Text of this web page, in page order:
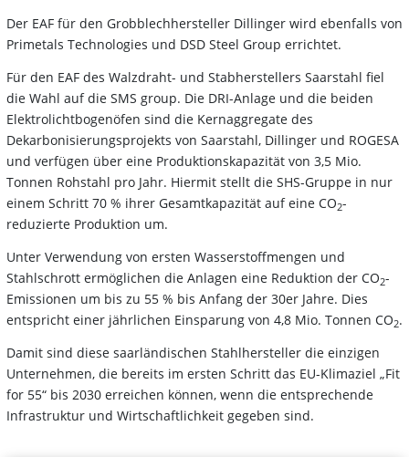
Der EAF für den Grobblechhersteller Dillinger wird ebenfalls von
Primetals Technologies und DSD Steel Group errichtet.
Für den EAF des Walzdraht- und Stabherstellers Saarstahl fiel
die Wahl auf die SMS group. Die DRI-Anlage und die beiden
Elektrolichtbogenöfen sind die Kernaggregate des
Dekarbonisierungsprojekts von Saarstahl, Dillinger und ROGESA
und verfügen über eine Produktionskapazität von 3,5 Mio.
Tonnen Rohstahl pro Jahr. Hiermit stellt die SHS-Gruppe in nur
einem Schritt 70 % ihrer Gesamtkapazität auf eine CO2-
reduzierte Produktion um.
Unter Verwendung von ersten Wasserstoffmengen und
Stahlschrott ermöglichen die Anlagen eine Reduktion der CO2-
Emissionen um bis zu 55 % bis Anfang der 30er Jahre. Dies
entspricht einer jährlichen Einsparung von 4,8 Mio. Tonnen CO2.
Damit sind diese saarländischen Stahlhersteller die einzigen
Unternehmen, die bereits im ersten Schritt das EU-Klimaziel „Fit
for 55“ bis 2030 erreichen können, wenn die entsprechende
Infrastruktur und Wirtschaftlichkeit gegeben sind.